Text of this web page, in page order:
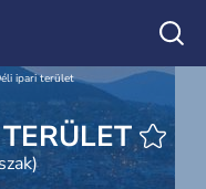
ipari terület
TERÜLET